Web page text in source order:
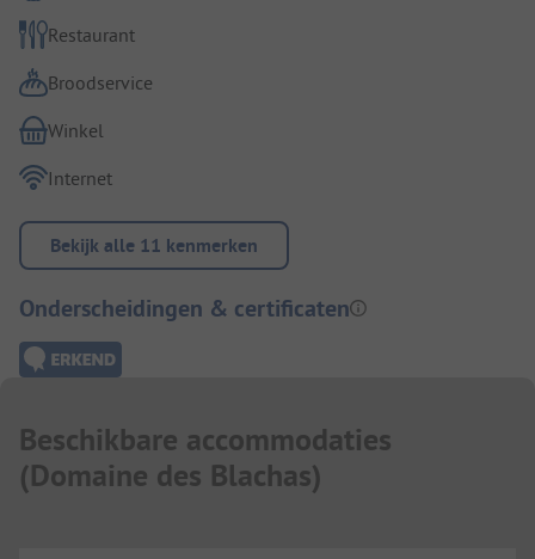
Restaurant
Broodservice
Winkel
Internet
Bekijk alle 11 kenmerken
Onderscheidingen & certificaten
Beschikbare accommodaties
(Domaine des Blachas)